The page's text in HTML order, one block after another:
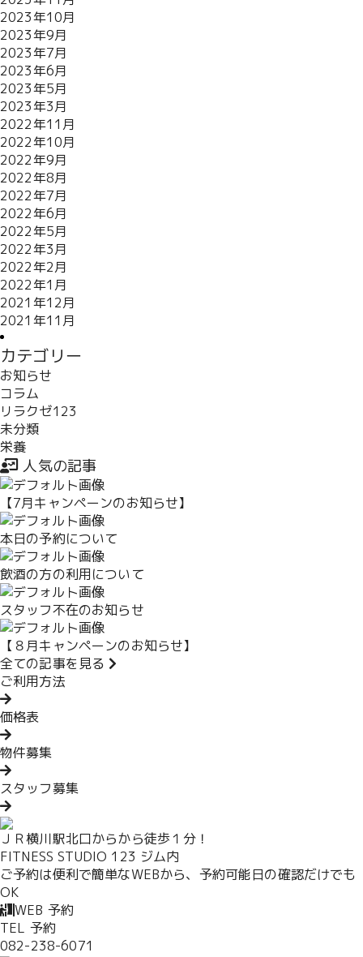
2023年10月
2023年9月
2023年7月
2023年6月
2023年5月
2023年3月
2022年11月
2022年10月
2022年9月
2022年8月
2022年7月
2022年6月
2022年5月
2022年3月
2022年2月
2022年1月
2021年12月
2021年11月
カテゴリー
お知らせ
コラム
リラクゼ123
未分類
栄養
人気の記事
【7月キャンペーンのお知らせ】
本日の予約について
飲酒の方の利用について
スタッフ不在のお知らせ
【８月キャンペーンのお知らせ】
全ての記事を見る
ご利用方法
価格表
物件募集
スタッフ募集
ＪＲ横川駅北口からから徒歩１分！
FITNESS STUDIO 123 ジム内
ご予約は便利で簡単なWEBから、予約可能日の確認だけでも
OK
WEB 予約
TEL 予約
082-238-6071